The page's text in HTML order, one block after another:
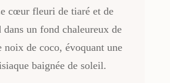
cœur fleuri de tiaré et de
dans un fond chaleureux de
noix de coco, évoquant une
baignée de soleil.